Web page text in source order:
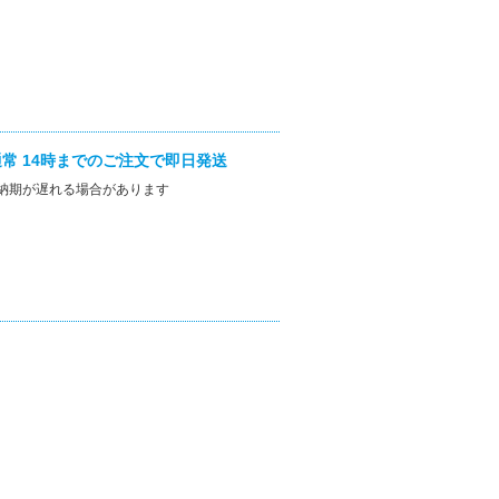
14時までのご注文で即日発送
期が遅れる場合があります